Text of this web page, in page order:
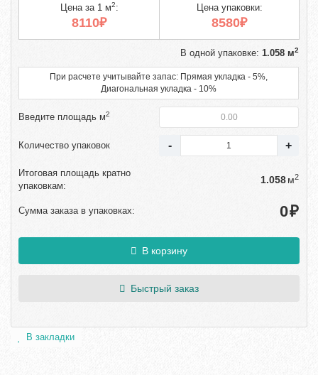
Цена за 1 м2:
8110₽
Цена упаковки:
8580₽
В одной упаковке: 1.058 м2
При расчете учитывайте запас: Прямая укладка - 5%,
Диагональная укладка - 10%
Введите площадь м2
Количество упаковок
Итоговая площадь кратно
упаковкам:
м2
Сумма заказа в упаковках: ₽
В корзину
Быстрый заказ
В закладки